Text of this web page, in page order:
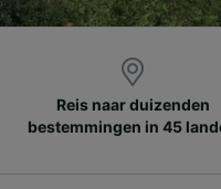
Reis naar duizenden
bestemmingen in 45